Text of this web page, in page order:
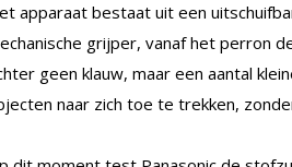
apparaat bestaat uit een
grijper, vanaf het perron
geen klauw, maar een aantal
naar zich toe te trekken,